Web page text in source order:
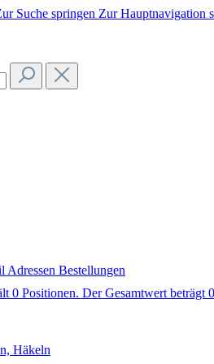
Suche springen Zur Hauptnavigation
Adressen Bestellungen
0 Positionen. Der Gesamtwert beträgt
Häkeln